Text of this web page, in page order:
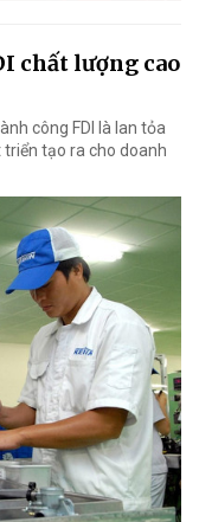
chất lượng cao
công FDI là lan tỏa
tạo ra cho doanh